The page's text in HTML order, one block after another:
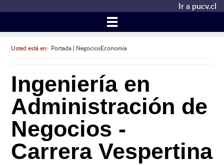
Ir a pucv.cl
Usted está en: Portada| NegociosEconomía
Ingeniería en
Administración de
Negocios -
Carrera Vespertina